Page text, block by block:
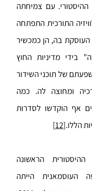
עם צמיחתה
התורכית התפתחה
בה, הן כמכשיר
בידי מדיניות החוץ
של תוכני השידור
ומחוצה לה. כמה
אף הוקדשו לסדרות
הללו.[12]
הראשונה
העוסמאנית הייתה